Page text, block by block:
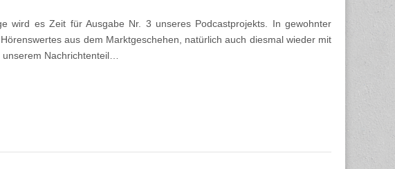
wird es Zeit für Ausgabe Nr. 3 unseres Podcastprojekts. In gewohnter
aus dem Marktgeschehen, natürlich auch diesmal wieder mit
Nachrichtenteil…